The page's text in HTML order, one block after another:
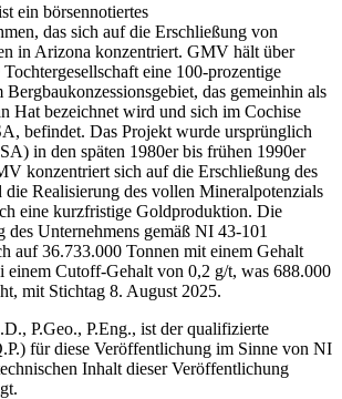
ein börsennotiertes
das sich auf die Erschließung von
in Arizona konzentriert. GMV hält über
eine 100-prozentige
das gemeinhin als
Hat bezeichnet wird und sich im Cochise
befindet. Das Projekt wurde ursprünglich
in den späten 1980er bis frühen 1990er
konzentriert sich auf die Erschließung des
die Realisierung des vollen Mineralpotenzials
eine kurzfristige Goldproduktion. Die
des Unternehmens gemäß NI 43-101
auf 36.733.000 Tonnen mit einem Gehalt
einem Cutoff-Gehalt von 0,2 g/t, was 688.000
mit Stichtag 8. August 2025.
P.Geo., P.Eng., ist der qualifizierte
für diese Veröffentlichung im Sinne von NI
Inhalt dieser Veröffentlichung